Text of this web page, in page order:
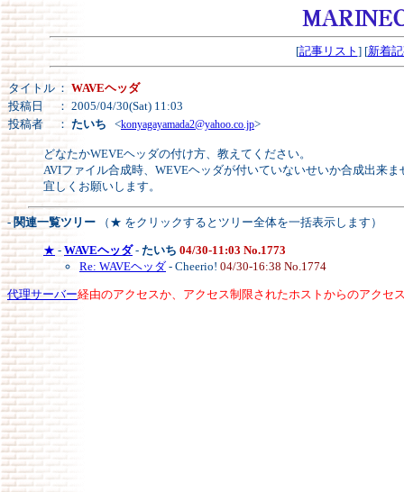
[記事リスト ] [新着
タイトル ： WAVEヘッダ
投稿日
： 2005/04/30(Sat) 11:03
投稿者
： たいち <konyagayamada2@yahoo.co.jp>
どなたかWEVEヘッダの付け方、教えてください。
AVIファイル合成時、WEVEヘッダが付いていないせいか合成出来ま
宜しくお願いします。
- 関連一覧ツリー （★ をクリックするとツリー全体を一括表示します）
★ - WAVEヘッダ- たいち 04/30-11:03 No.1773
Re: WAVEヘッダ - Cheerio! 04/30-16:38 No.1774
代理サーバー経由のアクセスか、アクセス制限されたホストからのアクセ